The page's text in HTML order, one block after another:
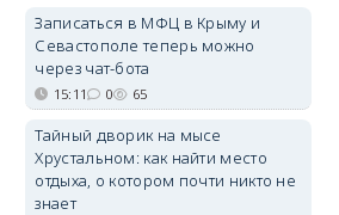
Записаться в МФЦ в Крыму и
Севастополе теперь можно
через чат-бота
15:11 0 65
Тайный дворик на мысе
Хрустальном: как найти место
отдыха, о котором почти никто не
знает